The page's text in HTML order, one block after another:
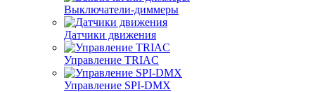
Выключатели-диммеры
Датчики движения
Управление TRIAC
Управление SPI-DMX